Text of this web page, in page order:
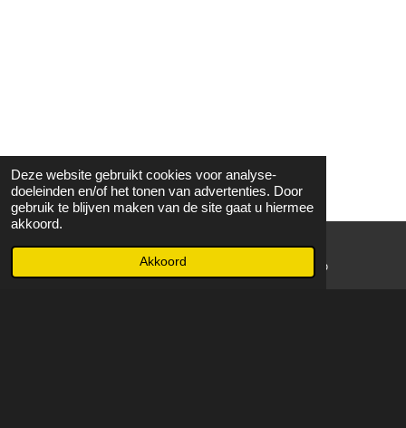
Deze website gebruikt cookies voor analyse-
doeleinden en/of het tonen van advertenties. Door
gebruik te blijven maken van de site gaat u hiermee
akkoord.
Akkoord WhatsApp